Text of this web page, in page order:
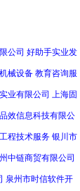
公司 好助手实业发
机械设备 教育咨询服
业有限公司 上海固
效信息科技有限公
工程技术服务 银川市
中链商贸有限公司
泉州市时信软件开